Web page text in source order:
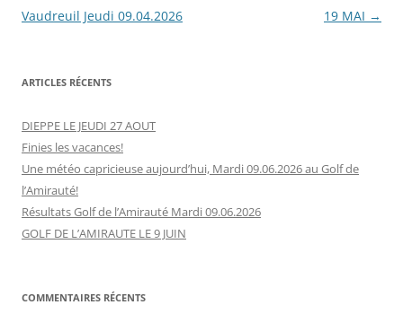
des
Vaudreuil Jeudi 09.04.2026
19 MAI →
ARTICLES RÉCENTS
DIEPPE LE JEUDI 27 AOUT
Finies les vacances!
Une météo capricieuse aujourd’hui, Mardi 09.06.2026 au Golf de
l’Amirauté!
Résultats Golf de l’Amirauté Mardi 09.06.2026
GOLF DE L’AMIRAUTE LE 9 JUIN
COMMENTAIRES RÉCENTS